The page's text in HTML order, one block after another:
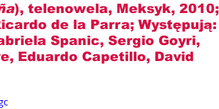
), telenowela, Meksyk, 2010;
de la Parra; Występują:
Spanic, Sergio Goyri,
Eduardo Capetillo, David